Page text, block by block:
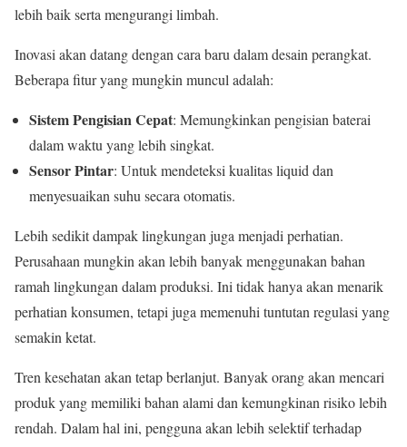
lebih baik serta mengurangi limbah.
Inovasi akan datang dengan cara baru dalam desain perangkat.
Beberapa fitur yang mungkin muncul adalah:
Sistem Pengisian Cepat: Memungkinkan pengisian baterai
dalam waktu yang lebih singkat.
Sensor Pintar: Untuk mendeteksi kualitas liquid dan
menyesuaikan suhu secara otomatis.
Lebih sedikit dampak lingkungan juga menjadi perhatian.
Perusahaan mungkin akan lebih banyak menggunakan bahan
ramah lingkungan dalam produksi. Ini tidak hanya akan menarik
perhatian konsumen, tetapi juga memenuhi tuntutan regulasi yang
semakin ketat.
Tren kesehatan akan tetap berlanjut. Banyak orang akan mencari
produk yang memiliki bahan alami dan kemungkinan risiko lebih
rendah. Dalam hal ini, pengguna akan lebih selektif terhadap